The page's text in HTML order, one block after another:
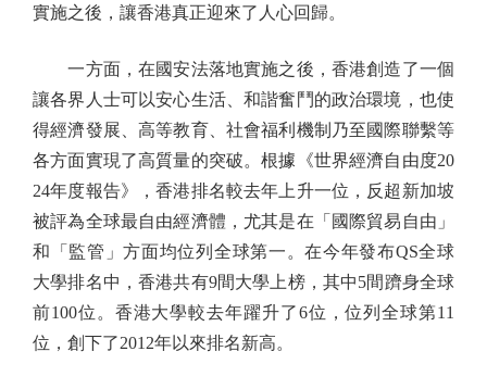
實施之後，讓香港真正迎來了人心回歸。
一方面，在國安法落地實施之後，香港創造了一個
讓各界人士可以安心生活、和諧奮鬥的政治環境，也使
得經濟發展、高等教育、社會福利機制乃至國際聯繫等
各方面實現了高質量的突破。根據《世界經濟自由度20
24年度報告》，香港排名較去年上升一位，反超新加坡
被評為全球最自由經濟體，尤其是在「國際貿易自由」
和「監管」方面均位列全球第一。在今年發布QS全球
大學排名中，香港共有9間大學上榜，其中5間躋身全球
前100位。香港大學較去年躍升了6位，位列全球第11
位，創下了2012年以來排名新高。